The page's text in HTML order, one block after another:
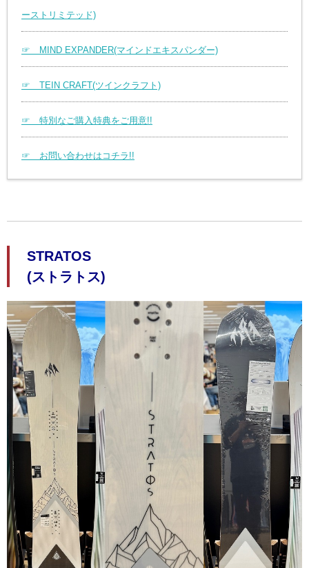
ーストリミテッド)
☞ MIND EXPANDER(マインドエキスパンダー)
☞ TEIN CRAFT(ツインクラフト)
☞ 特別なご購入特典をご用意!!
☞ お問い合わせはコチラ!!
STRATOS
(ストラトス)